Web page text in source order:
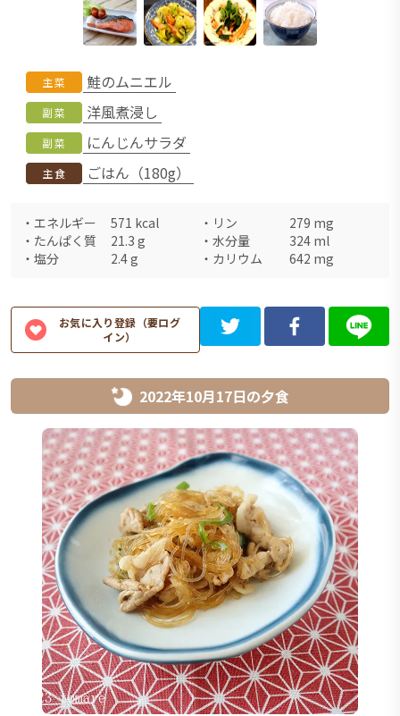
主菜 鮭のムニエル
副菜 洋風煮浸し
副菜 にんじんサラダ
主食 ごはん（180g）
・ エネルギー 571 kcal ・ リン 279 mg
・ たんぱく質 21.3 g ・ 水分量 324 ml
・ 塩分 2.4g ・ カリウム 642 mg
お気に入り登録（要ログ
イン）
2022年10月17日の夕食